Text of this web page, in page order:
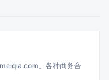
。各种商务合